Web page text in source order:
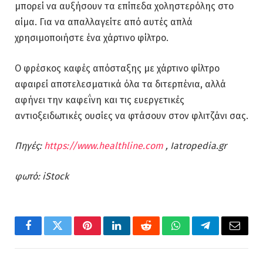
μπορεί να αυξήσουν τα επίπεδα χοληστερόλης στο
αίμα. Για να απαλλαγείτε από αυτές απλά
χρησιμοποιήστε ένα χάρτινο φίλτρο.
Ο φρέσκος καφές απόσταξης με χάρτινο φίλτρο
αφαιρεί αποτελεσματικά όλα τα διτερπένια, αλλά
αφήνει την καφεΐνη και τις ευεργετικές
αντιοξειδωτικές ουσίες να φτάσουν στον φλιτζάνι σας.
Πηγές: https://www.healthline.com , Iatropedia.gr
φωτό: iStock
FacebookTwitterPinterestLinkedInRedditWhatsAppTelegramEmail